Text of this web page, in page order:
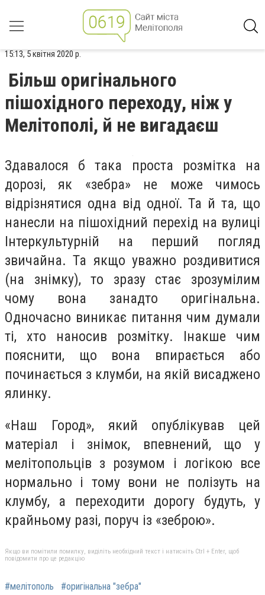
15:13, 5 квітня 2020 р.
Більш оригінального
пішохідного переходу, ніж у
Мелітополі, й не вигадаєш
Здавалося б така проста розмітка на
дорозі, як «зебра» не може чимось
відрізнятися одна від одної. Та й та, що
нанесли на пішохідний перехід на вулиці
Інтеркультурній на перший погляд
звичайна. Та якщо уважно роздивитися
(на знімку), то зразу стає зрозумілим
чому вона занадто оригінальна.
Одночасно виникає питання чим думали
ті, хто наносив розмітку. Інакше чим
пояснити, що вона впирається або
починається з клумби, на якій висаджено
ялинку.
«Наш Город», який опублікував цей
матеріал і знімок, впевнений, що у
мелітопольців з розумом і логікою все
нормально і тому вони не полізуть на
клумбу, а переходити дорогу будуть, у
крайньому разі, поруч із «зеброю».
Якщо ви помітили помилку, виділіть необхідний текст і натисніть Ctrl + Enter, щоб
повідомити про це редакцію
#мелітополь #оригінальна "зебра"